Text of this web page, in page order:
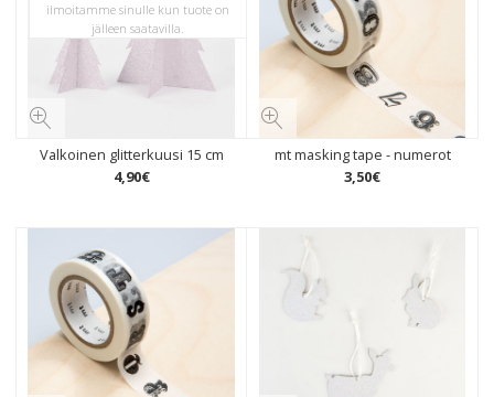
Valkoinen glitterkuusi 15 cm
4,90€
ilmoitamme sinulle kun tuote on
jälleen saatavilla.
mt masking tape - numerot
3,50€